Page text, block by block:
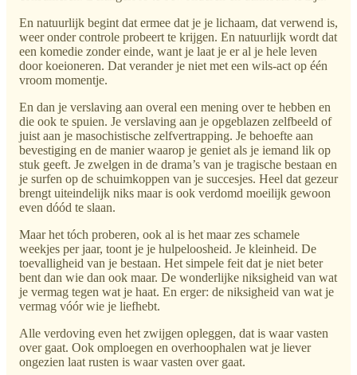
En natuurlijk begint dat ermee dat je je lichaam, dat verwend is,
weer onder controle probeert te krijgen. En natuurlijk wordt dat
een komedie zonder einde, want je laat je er al je hele leven
door koeioneren. Dat verander je niet met een wils-act op één
vroom momentje.
En dan je verslaving aan overal een mening over te hebben en
die ook te spuien. Je verslaving aan je opgeblazen zelfbeeld of
juist aan je masochistische zelfvertrapping. Je behoefte aan
bevestiging en de manier waarop je geniet als je iemand lik op
stuk geeft. Je zwelgen in de drama’s van je tragische bestaan en
je surfen op de schuimkoppen van je succesjes. Heel dat gezeur
brengt uiteindelijk niks maar is ook verdomd moeilijk gewoon
even dóód te slaan.
Maar het tóch proberen, ook al is het maar zes schamele
weekjes per jaar, toont je je hulpeloosheid. Je kleinheid. De
toevalligheid van je bestaan. Het simpele feit dat je niet beter
bent dan wie dan ook maar. De wonderlijke niksigheid van wat
je vermag tegen wat je haat. En erger: de niksigheid van wat je
vermag vóór wie je liefhebt.
Alle verdoving even het zwijgen opleggen, dat is waar vasten
over gaat. Ook omploegen en overhoophalen wat je liever
ongezien laat rusten is waar vasten over gaat.